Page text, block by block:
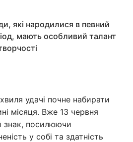
які народилися в певний
мають особливий талант
удачі почне набирати
місяця. Вже 13 червня
знак, посилюючи
у собі та здатність